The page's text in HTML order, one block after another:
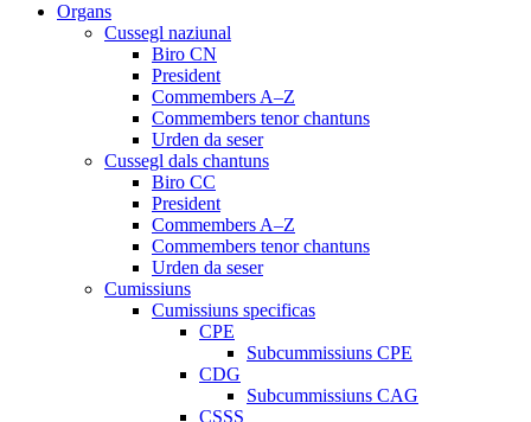
Organs
Cussegl naziunal
Biro CN
President
Commembers A–Z
Commembers tenor chantuns
Urden da seser
Cussegl dals chantuns
Biro CC
President
Commembers A–Z
Commembers tenor chantuns
Urden da seser
Cumissiuns
Cumissiuns specificas
CPE
Subcummissiuns CPE
CDG
Subcummissiuns CAG
CSSS